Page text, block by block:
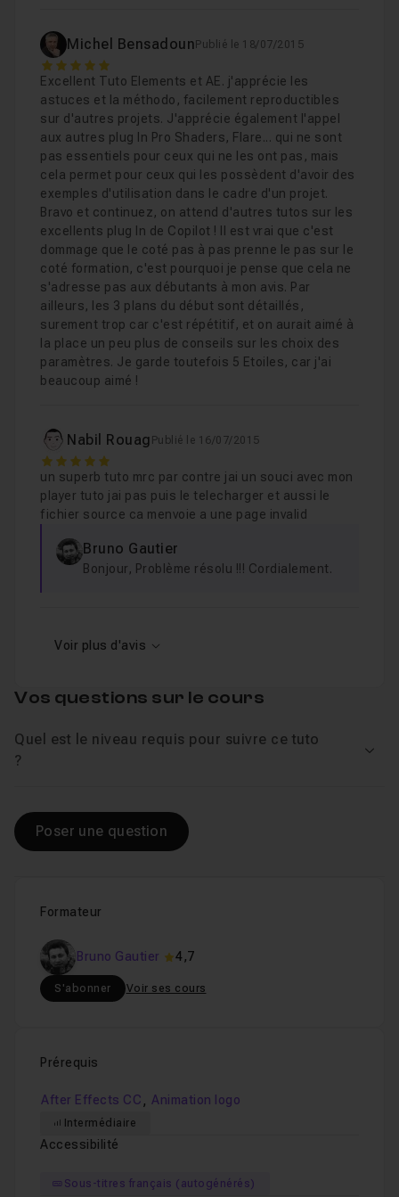
Michel Bensadoun Publié le 18/07/2015
5
Excellent Tuto Elements et AE. j'apprécie les
astuces et la méthodo, facilement reproductibles
sur d'autres projets. J'apprécie également l'appel
aux autres plug In Pro Shaders, Flare... qui ne sont
pas essentiels pour ceux qui ne les ont pas, mais
cela permet pour ceux qui les possèdent d'avoir des
exemples d'utilisation dans le cadre d'un projet.
Bravo et continuez, on attend d'autres tutos sur les
excellents plug In de Copilot ! Il est vrai que c'est
dommage que le coté pas à pas prenne le pas sur le
coté formation, c'est pourquoi je pense que cela ne
s'adresse pas aux débutants à mon avis. Par
ailleurs, les 3 plans du début sont détaillés,
surement trop car c'est répétitif, et on aurait aimé à
la place un peu plus de conseils sur les choix des
paramètres. Je garde toutefois 5 Etoiles, car j'ai
beaucoup aimé !
Nabil Rouag Publié le 16/07/2015
5
un superb tuto mrc par contre jai un souci avec mon
player tuto jai pas puis le telecharger et aussi le
fichier source ca menvoie a une page invalid
Bruno Gautier
Bonjour, Problème résolu !!! Cordialement.
Voir plus d'avis
Formateur
Bruno Gautier 4,7
S'abonner Voir ses cours
Prérequis
After Effects CC , Animation logo
Intermédiaire
Accessibilité
Sous-titres français (autogénérés)
Vos questions sur le cours
Quel est le niveau requis pour suivre ce tuto
?
Poser une question